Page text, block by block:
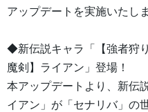
アップデートを実施いたし
◆新伝説キャラ「【強者狩
魔剣】ライアン」登場！
本アップデートより、新伝
イアン」が「セナリバ」の